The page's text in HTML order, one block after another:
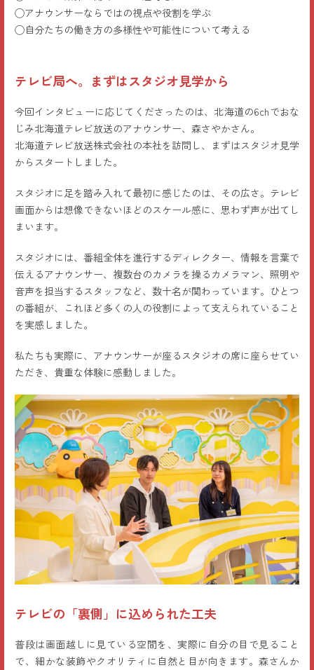
◯アナウンサーならではの視点や役割を学ぶ
◯自分たちの働き方の多様性や可能性について考える
テレビ局へ。まずはスタジオ見学から
今回インタビューに応じてくださったのは、北海道の6chでおな
じみ北海道テレビ放送のアナウンサー、森さやかさん。
北海道テレビ放送株式会社の本社を訪問し、まずはスタジオ見学
からスタートしました。
スタジオに足を踏み入れて最初に感じたのは、その広さ。テレビ
画面からは想像できないほどのスケール感に、思わず声が出てし
まいます。
スタジオには、番組全体を進行するディレクター、情報を言葉で
伝えるアナウンサー、複数台のカメラを操るカメラマン、照明や
音声を担当するスタッフなど、数十名が関わっています。ひとつ
の番組が、これほど多くの人の役割によって支えられていること
を実感しました。
私たちも実際に、アナウンサーが座るスタジオの席に座らせてい
ただき、貴重な体験に感動しました。
テレビの「裏側」に込められた工夫
普段は画面越しに見ている空間を、実際に自分の目で見ること
で、細かな装飾やクオリティに自然と目が向きます。森さんか